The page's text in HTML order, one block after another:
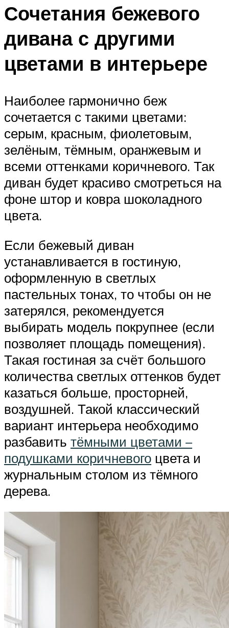
Сочетания бежевого
дивана с другими
цветами в интерьере
Наиболее гармонично беж
сочетается с такими цветами:
серым, красным, фиолетовым,
зелёным, тёмным, оранжевым и
всеми оттенками коричневого. Так
диван будет красиво смотреться на
фоне штор и ковра шоколадного
цвета.
Если бежевый диван
устанавливается в гостиную,
оформленную в светлых
пастельных тонах, то чтобы он не
затерялся, рекомендуется
выбирать модель покрупнее (если
позволяет площадь помещения).
Такая гостиная за счёт большого
количества светлых оттенков будет
казаться больше, просторней,
воздушней. Такой классический
вариант интерьера необходимо
разбавить тёмными цветами –
подушками коричневого цвета и
журнальным столом из тёмного
дерева.